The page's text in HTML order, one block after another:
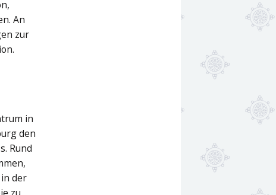
An
zur
in
den
Rund
der